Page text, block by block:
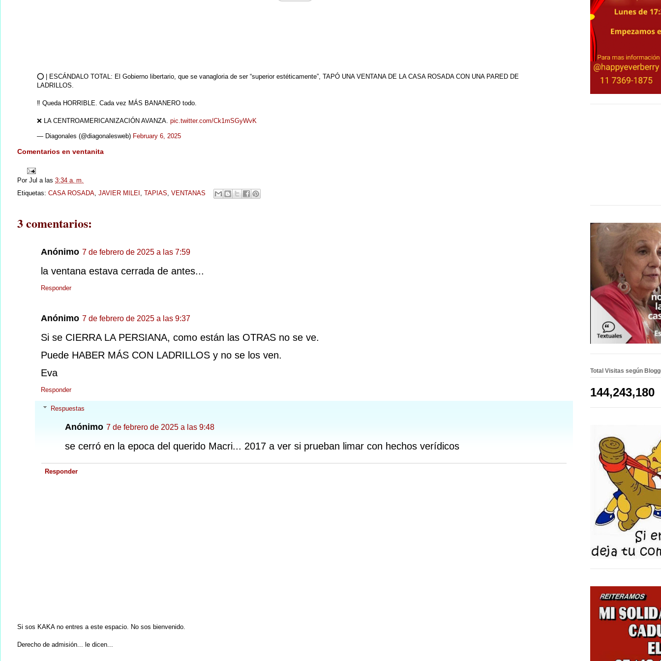
⭕️ | ESCÁNDALO TOTAL: El Gobierno libertario, que se vanagloria de ser “superior estéticamente”, TAPÓ UNA VENTANA DE LA CASA ROSADA CON UNA PARED DE
LADRILLOS.
‼️ Queda HORRIBLE. Cada vez MÁS BANANERO todo.
❌ LA CENTROAMERICANIZACIÓN AVANZA. pic.twitter.com/Ck1mSGyWvK
— Diagonales (@diagonalesweb) February 6, 2025
Comentarios en ventanita
Por Jul a las 3:34 a. m.
Etiquetas: CASA ROSADA JAVIER MILEI TAPIAS VENTANAS
3 comentarios:
Anónimo 7 de febrero de 2025 a las 7:59
la ventana estava cerrada de antes...
Responder
Anónimo 7 de febrero de 2025 a las 9:37
Si se CIERRA LA PERSIANA, como están las OTRAS no se ve.
Puede HABER MÁS CON LADRILLOS y no se los ven.
Eva
Responder
Respuestas
Anónimo 7 de febrero de 2025 a las 9:48
se cerró en la epoca del querido Macri... 2017 a ver si prueban limar con hechos verídicos
Responder
Si sos KAKA no entres a este espacio. No sos bienvenido.
Derecho de admisión... le dicen...
Total Visitas según
144,243,180